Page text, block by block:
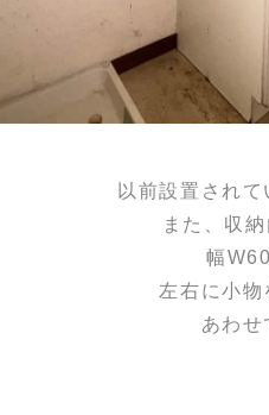
以前設置され
また、収
幅
左右に小物
あわせ